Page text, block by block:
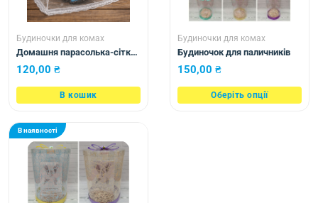
Будиночки для комах
Домашня парасолька-сітка
для метеликів мала
120,00 ₴
В кошик
Будиночки для комах
Будиночок для паличників
150,00 ₴
Оберіть опції
В наявності